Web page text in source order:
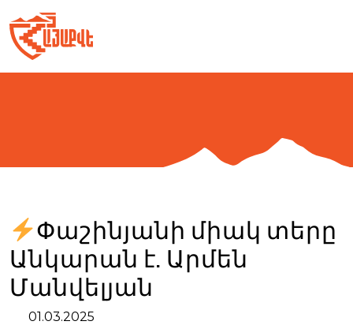
to
content
Փաշինյանի միակ տերը
Անկարան է. Արմեն
Մանվելյան
01.03.2025